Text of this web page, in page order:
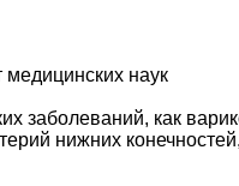
наук
заболеваний, как
нижних